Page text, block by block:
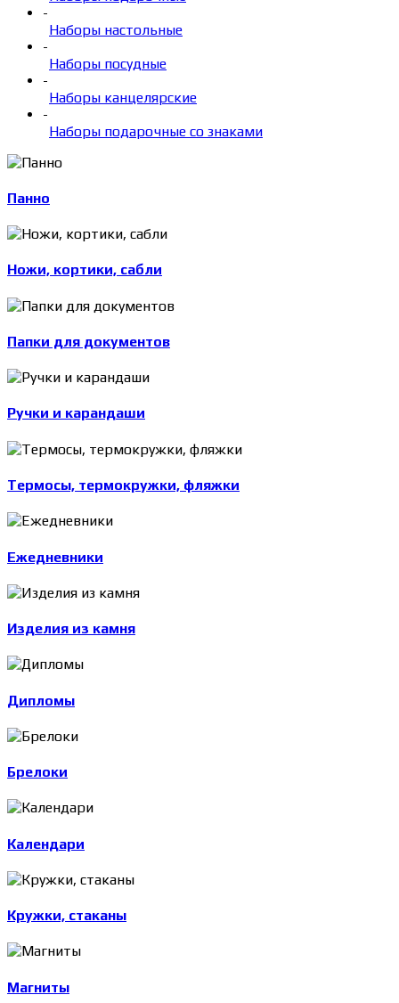
-
Наборы настольные
-
Наборы посудные
-
Наборы канцелярские
-
Наборы подарочные со знаками
Панно
Ножи, кортики, сабли
Папки для документов
Ручки и карандаши
Термосы, термокружки, фляжки
Ежедневники
Изделия из камня
Дипломы
Брелоки
Календари
Кружки, стаканы
Магниты